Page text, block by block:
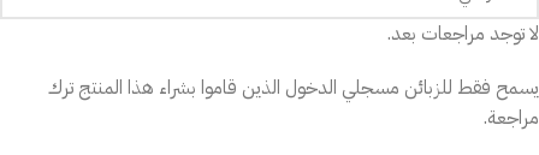
يمنحك إحساسًا بالتألق والانتعاش طوال اليوم.
رائحة مرحة وأنثوية تلفت الأنظار.
خيار رائع للاستخدام اليومي والهدايا.
لا توجد مراجعات بعد.
يسمح فقط للزبائن مسجلي الدخول الذين قاموا بشراء هذا المنتج ترك
مراجعة.